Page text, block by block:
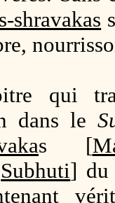
shravakas
qui
dans le
s [
Subhuti] du